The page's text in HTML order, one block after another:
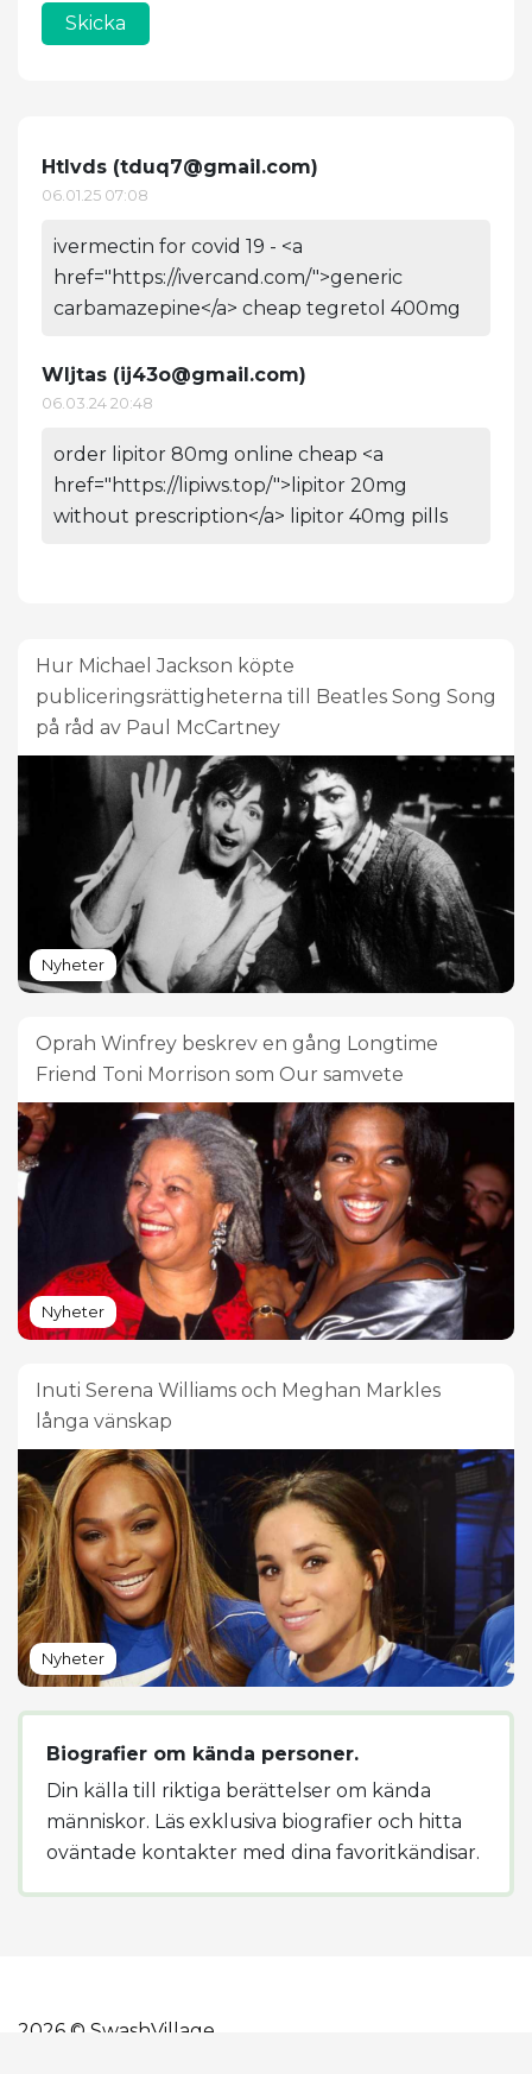
Skicka
Htlvds (tduq7@gmail.com)
06.01.25 07:08
ivermectin for covid 19 - <a
href="https://ivercand.com/">generic
carbamazepine</a> cheap tegretol 400mg
Wljtas (ij43o@gmail.com)
06.03.24 20:48
order lipitor 80mg online cheap <a
href="https://lipiws.top/">lipitor 20mg
without prescription</a> lipitor 40mg pills
Hur Michael Jackson köpte
publiceringsrättigheterna till Beatles Song Song
på råd av Paul McCartney
Nyheter
Oprah Winfrey beskrev en gång Longtime
Friend Toni Morrison som Our samvete
Nyheter
Inuti Serena Williams och Meghan Markles
långa vänskap
Nyheter
Biografier om kända personer.
Din källa till riktiga berättelser om kända
människor. Läs exklusiva biografier och hitta
oväntade kontakter med dina favoritkändisar.
2026 © SwashVillage